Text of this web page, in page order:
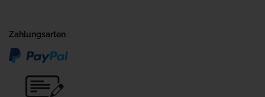
Zahlungsarten